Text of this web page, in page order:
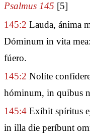
Psalmus 145 [5]
145:2 Lauda, ánima
Dóminum in vita
fúero.
145:2 Nolíte
hóminum, in quibus
145:4 Exíbit spíritus
in illa die períbunt